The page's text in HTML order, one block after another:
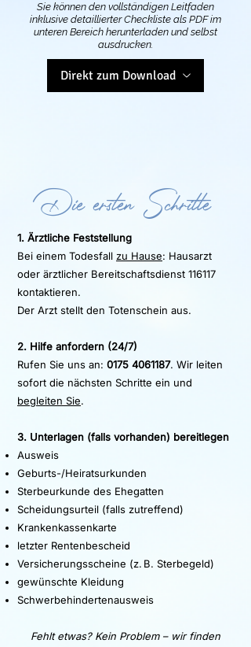
Sie können den vollständigen Leitfaden
inklusive detaillierter Checkliste als PDF im
unteren Bereich herunterladen und selbst
ausdrucken.​
Direkt zum Download
Die ersten Schritte
1. Ärztliche Feststellung
Bei einem Todesfall zu Hause: Hausarzt
oder ärztlicher Bereitschaftsdienst 116117
kontaktieren.
Der Arzt stellt den Totenschein aus.
2. Hilfe anfordern (24/7)
Rufen Sie uns an: 0175 4061187. Wir leiten
sofort die nächsten Schritte ein und
begleiten Sie.
3. Unterlagen (falls vorhanden) bereitlegen
Ausweis
Geburts-/Heiratsurkunden
Sterbeurkunde des Ehegatten
Scheidungsurteil (falls zutreffend)
Krankenkassenkarte
letzter Rentenbescheid
Versicherungsscheine (z. B. Sterbegeld)
gewünschte Kleidung
Schwerbehindertenausweis
Fehlt etwas? Kein Problem – wir finden